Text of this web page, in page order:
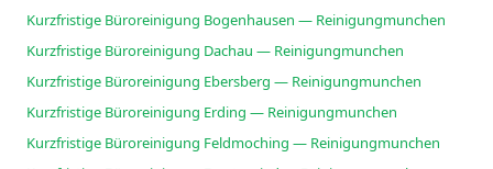
Kurzfristige Büroreinigung Bogenhausen — Reinigungmunchen
Kurzfristige Büroreinigung Dachau — Reinigungmunchen
Kurzfristige Büroreinigung Ebersberg — Reinigungmunchen
Kurzfristige Büroreinigung Erding — Reinigungmunchen
Kurzfristige Büroreinigung Feldmoching — Reinigungmunchen